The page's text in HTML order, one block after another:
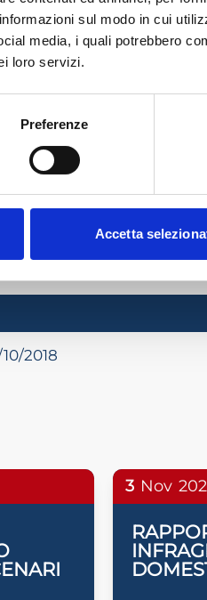
sul modo in cui
media, i quali potrebbero
loro servizi.
Preferenze
Accetta
di accreditamento. La
l’adempimento dell’obbligo
TRE VENEZIE 2018/
TRE VENEZIE +
2018
3 Nov